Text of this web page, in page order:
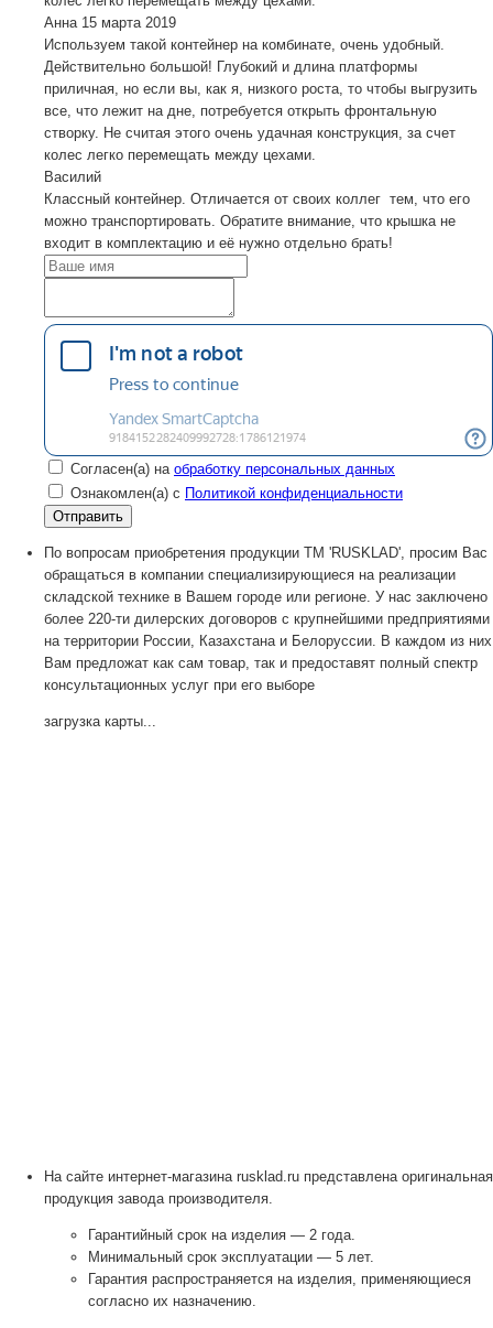
Анна 15 марта 2019
Используем такой контейнер на комбинате, очень удобный.
Действительно большой! Глубокий и длина платформы
приличная, но если вы, как я, низкого роста, то чтобы выгрузить
все, что лежит на дне, потребуется открыть фронтальную
створку. Не считая этого очень удачная конструкция, за счет
колес легко перемещать между цехами.
Василий
Классный контейнер. Отличается от своих коллег тем, что его
можно транспортировать. Обратите внимание, что крышка не
входит в комплектацию и её нужно отдельно брать!
Согласен(а) на обработку персональных данных
Ознакомлен(а) с Политикой конфиденциальности
По вопросам приобретения продукции TM 'RUSKLAD', просим Вас
обращаться в компании специализирующиеся на реализации
складской технике в Вашем городе или регионе. У нас заключено
более 220-ти дилерских договоров с крупнейшими предприятиями
на территории России, Казахстана и Белоруссии. В каждом из них
Вам предложат как сам товар, так и предоставят полный спектр
консультационных услуг при его выборе
загрузка карты...
На сайте интернет-магазина rusklad.ru представлена оригинальная
продукция завода производителя.
Гарантийный срок на изделия — 2 года.
Минимальный срок эксплуатации — 5 лет.
Гарантия распространяется на изделия, применяющиеся
согласно их назначению.